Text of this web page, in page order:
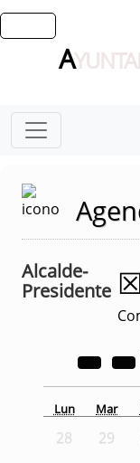
A
Alcalde-
Presidente ☒
Lun Mar
28 29